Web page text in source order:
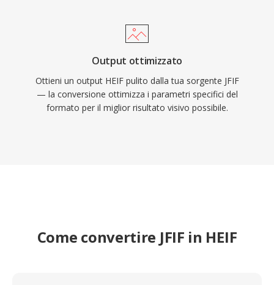
Output ottimizzato
Ottieni un output HEIF pulito dalla tua sorgente JFIF
— la conversione ottimizza i parametri specifici del
formato per il miglior risultato visivo possibile.
Come convertire JFIF in HEIF